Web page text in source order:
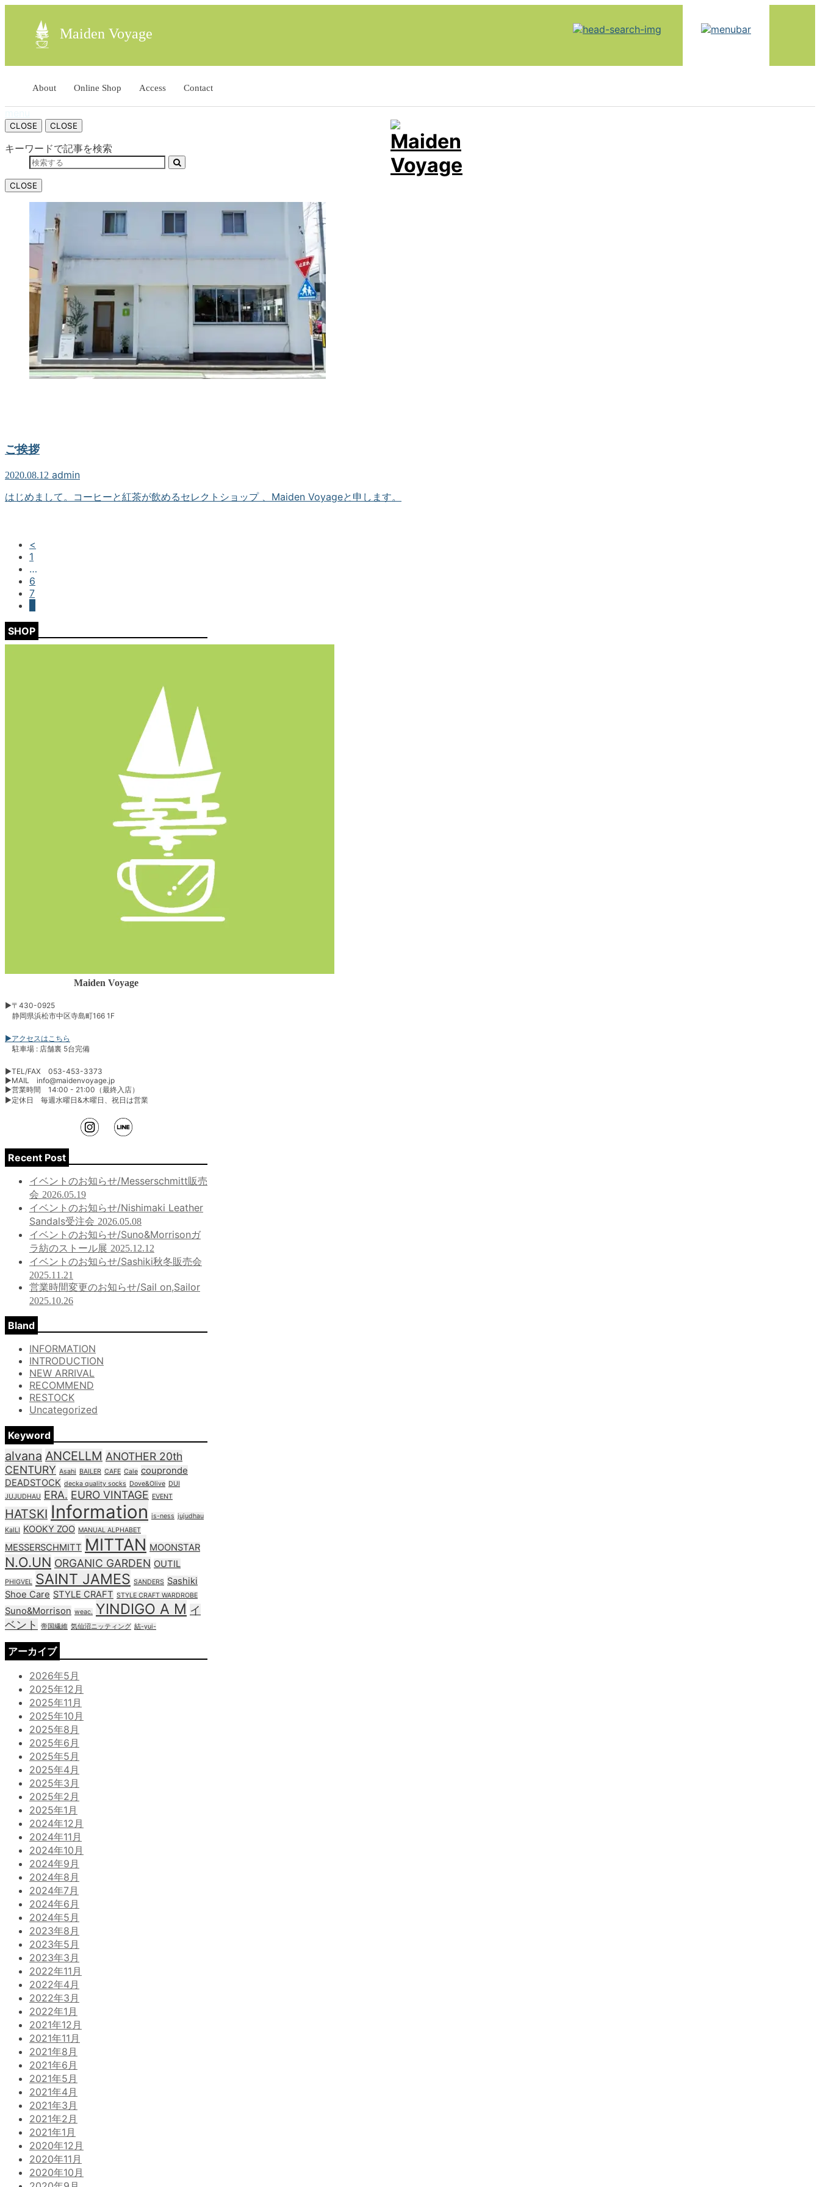
Maiden Voyage
About Online Shop Access Contact
CLOSE CLOSE
キーワードで記事を検索
CLOSE
ご挨拶
2020.08.12 admin
はじめまして。コーヒーと紅茶が飲めるセレクトショップ 、Maiden Voyageと申します。
<
1
…
6
7
SHOP
Maiden Voyage
▶︎〒430-0925
静岡県浜松市中区寺島町166 1F
▶︎アクセスはこちら
駐車場 : 店舗裏 5台完備
▶︎TEL/FAX 053-453-3373
▶︎MAIL info@maidenvoyage.jp
▶︎営業時間 14:00 - 21:00（最終入店）
▶︎定休日 毎週水曜日&木曜日、祝日は営業
Recent Post
イベントのお知らせ/Messerschmitt販売
会 2026.05.19
イベントのお知らせ/Nishimaki Leather
Sandals受注会 2026.05.08
イベントのお知らせ/Suno&Morrisonガ
ラ紡のストール展 2025.12.12
イベントのお知らせ/Sashiki秋冬販売会
2025.11.21
営業時間変更のお知らせ/Sail on,Sailor
2025.10.26
Bland
INFORMATION
INTRODUCTION
NEW ARRIVAL
RECOMMEND
RESTOCK
Uncategorized
Keyword
alvana ANCELLM ANOTHER 20th
CENTURY Asahi BAILER CAFE Cale coupronde
DEADSTOCK decka quality socks Dove&Olive DUI
JUJUDHAU ERA. EURO VINTAGE EVENT
HATSKI Information is-ness jujudhau
KaILI KOOKY ZOO MANUAL ALPHABET
MESSERSCHMITT MITTAN MOONSTAR
N.O.UN ORGANIC GARDEN OUTIL
PHIGVEL SAINT JAMES SANDERS Sashiki
Shoe Care STYLE CRAFT STYLE CRAFT WARDROBE
Suno&Morrison weac. YINDIGO A M イ
ベント
帝国繊維 気仙沼ニッティング 結-yui-
アーカイブ
2026年5月
2025年12月
2025年11月
2025年10月
2025年8月
2025年6月
2025年5月
2025年4月
2025年3月
2025年2月
2025年1月
2024年12月
2024年11月
2024年10月
2024年9月
2024年8月
2024年7月
2024年6月
2024年5月
2023年8月
2023年5月
2023年3月
2022年11月
2022年4月
2022年3月
2022年1月
2021年12月
2021年11月
2021年8月
2021年6月
2021年5月
2021年4月
2021年3月
2021年2月
2021年1月
2020年12月
2020年11月
2020年10月